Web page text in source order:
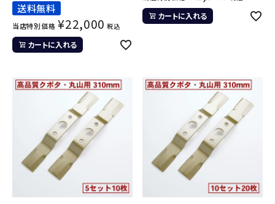
送料無料
当店特別価格 ¥22,000 税込
カートに入れる
カートに入れる